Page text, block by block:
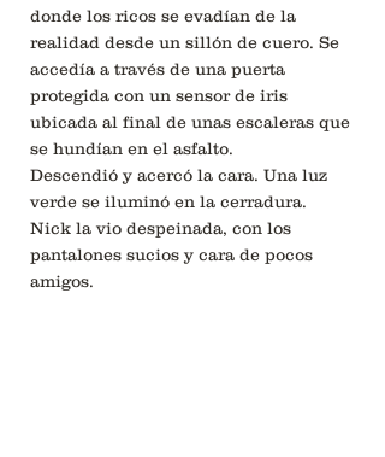
donde los ricos se evadían de la
realidad desde un sillón de cuero. Se
accedía a través de una puerta
protegida con un sensor de iris
ubicada al final de unas escaleras que
se hundían en el asfalto.
Descendió y acercó la cara. Una luz
verde se iluminó en la cerradura.
Nick la vio despeinada, con los
pantalones sucios y cara de pocos
amigos.